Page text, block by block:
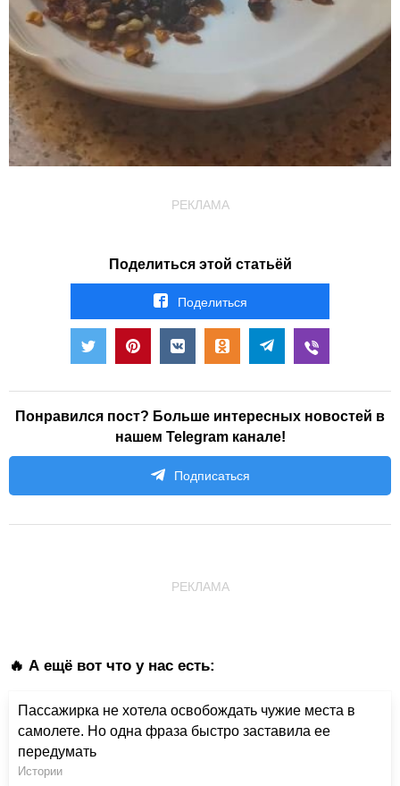
РЕКЛАМА
Поделиться этой статьёй
Поделиться
Понравился пост? Больше интересных новостей в
нашем Telegram канале!
Подписаться
РЕКЛАМА
🔥 А ещё вот что у нас есть:
Пассажирка не хотела освобождать чужие места в
самолете. Но одна фраза быстро заставила ее
передумать
Истории